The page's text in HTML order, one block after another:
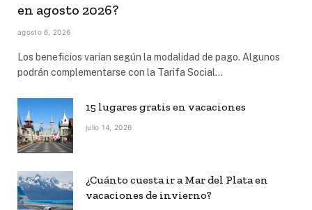
en agosto 2026?
agosto 6, 2026
Los beneficios varían según la modalidad de pago. Algunos
podrán complementarse con la Tarifa Social…
15 lugares gratis en vacaciones
julio 14, 2026
¿Cuánto cuesta ir a Mar del Plata en
vacaciones de invierno?